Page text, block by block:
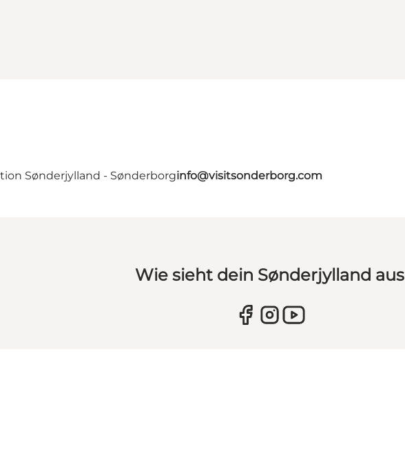
Sønderjylland - Sønderborginfo@visitsonderborg.com
Wie sieht dein Sønderjylland aus